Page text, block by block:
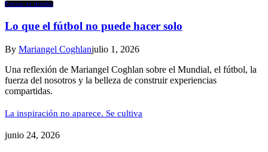
Pensar el diseño
Lo que el fútbol no puede hacer solo
By Mariangel Coghlanjulio 1, 2026
Una reflexión de Mariangel Coghlan sobre el Mundial, el fútbol, la
fuerza del nosotros y la belleza de construir experiencias
compartidas.
La inspiración no aparece. Se cultiva
junio 24, 2026